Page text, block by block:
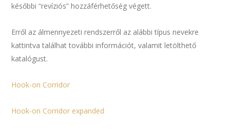
későbbi “revíziós” hozzáférhetőség végett.
Erről az álmennyezeti rendszerről az alábbi típus nevekre
kattintva találhat további információt, valamit letölthető
katalógust.
Hook-on Corridor
Hook-on Corridor expanded